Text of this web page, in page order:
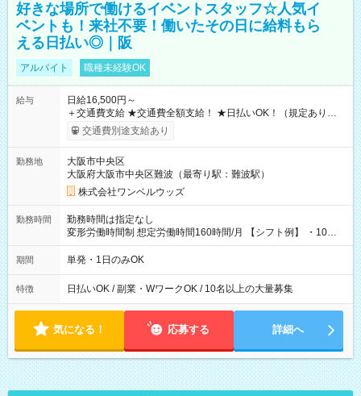
好きな場所で働けるイベントスタッフ☆人気イ
ベントも！来社不要！働いたその日に給料もら
える日払い◎｜阪
アルバイト 職種未経験OK
給与
日給16,500円～
＋交通費支給 ★交通費全額支給！ ★日払いOK！（規定あり） ┗
働いたその日に現金GET♪ お仕事後はコンビニATMから 日払
交通費別途支給あり
勤務地
大阪市中央区
大阪府大阪市中央区難波（最寄り駅：難波駅）
株式会社ワンベルウッズ
勤務時間
勤務時間は指定なし
変形労働時間制 想定労働時間160時間/月 【シフト例】 ・10：
00～20：00
期間 単発・1日のみOK
特徴 日払いOK / 副業・WワークOK / 10名以上の大量募集
気になる！ 応募する 詳細へ